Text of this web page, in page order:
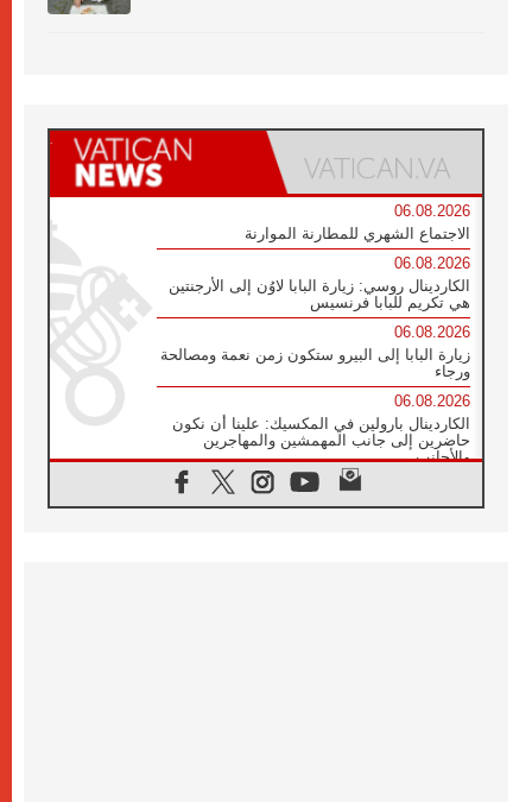
06.08.2026
الاجتماع الشهري للمطارنة الموارنة
06.08.2026
الكاردينال روسي: زيارة البابا لاوُن إلى الأرجنتين
هي تكريم للبابا فرنسيس
06.08.2026
زيارة البابا إلى البيرو ستكون زمن نعمة ومصالحة
ورجاء
06.08.2026
الكاردينال بارولين في المكسيك: علينا أن نكون
حاضرين إلى جانب المهمشين والمهاجرين
والأجانب
البابا لاوُن الرابع عشر للشباب في أسيزي: